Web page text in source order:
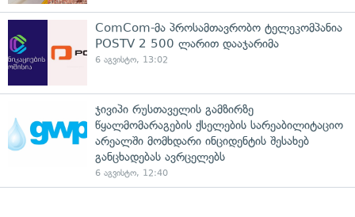
ComCom-მა პროსამთავრობო ტელეკომპანია
POSTV 2 500 ლარით დააჯარიმა
6 აგვისტო, 13:02
ჯივიპი რუსთაველის გამზირზე
წყალმომარაგების ქსელების სარეაბილიტაციო
არეალში მომხდარი ინციდენტის შესახებ
განცხადებას ავრცელებს
6 აგვისტო, 12:40